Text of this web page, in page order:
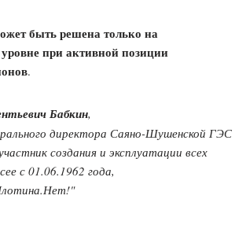
быть решена только на
при активной позиции
.
Бабкин,
директора Саяно-Шушенской ГЭС
создания и эксплуатации всех
с 01.06.1962 года,